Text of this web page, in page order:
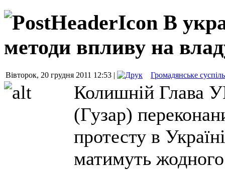
В
методи впливу на
Вівторок, 20 грудня 2011 12:53 | Громадянське
Колишній Глава
(Гузар)
протесту в
матимуть